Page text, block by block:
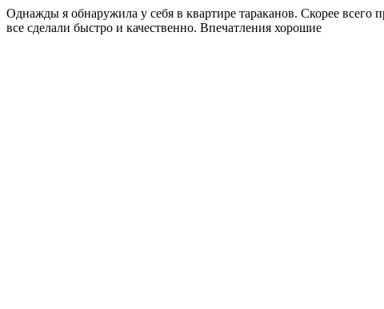
Однажды я обнаружила у себя в квартире тараканов. Скорее всего
все сделали быстро и качественно. Впечатления хорошие